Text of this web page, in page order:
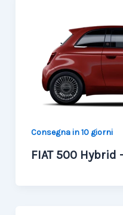
Consegna in 10 giorni
FIAT 500 Hybrid